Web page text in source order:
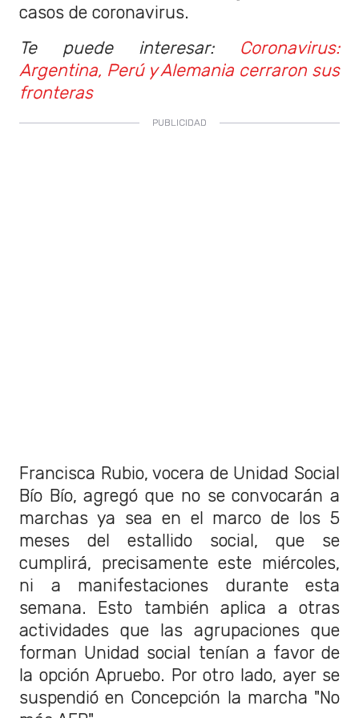
casos de coronavirus.
Te puede interesar: Coronavirus:
Argentina, Perú y Alemania cerraron sus
fronteras
Francisca Rubio, vocera de Unidad Social
Bío Bío, agregó que no se convocarán a
marchas ya sea en el marco de los 5
meses del estallido social, que se
cumplirá, precisamente este miércoles,
ni a manifestaciones durante esta
semana. Esto también aplica a otras
actividades que las agrupaciones que
forman Unidad social tenían a favor de
la opción Apruebo. Por otro lado, ayer se
suspendió en Concepción la marcha "No